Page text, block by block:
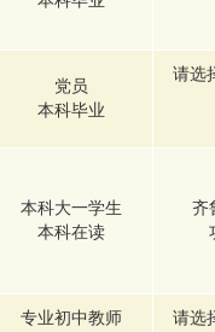
党员
本科毕业
请选
本科大一学生
本科在读
齐
专业初中教师
请选